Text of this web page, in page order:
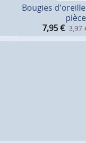
Bougies
7,95€ 3,97